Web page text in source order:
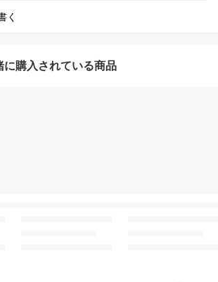
く
に購入されている商品